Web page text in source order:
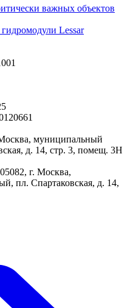
важных объектов
Lessar
муниципальный
д. 14, стр. 3, помещ. 3Н
г. Москва,
пл. Спартаковская, д. 14,